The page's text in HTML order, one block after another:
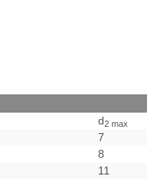
d2 max
7
8
11